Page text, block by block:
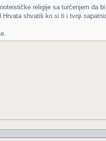
religije sa turčenjem da
shvatili ko si ti i tvoji